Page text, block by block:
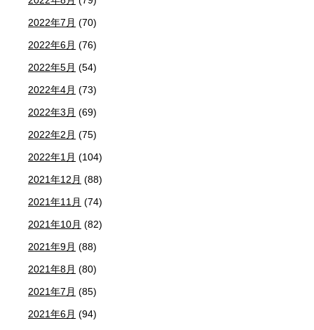
2022年7月 (70)
2022年6月 (76)
2022年5月 (54)
2022年4月 (73)
2022年3月 (69)
2022年2月 (75)
2022年1月 (104)
2021年12月 (88)
2021年11月 (74)
2021年10月 (82)
2021年9月 (88)
2021年8月 (80)
2021年7月 (85)
2021年6月 (94)